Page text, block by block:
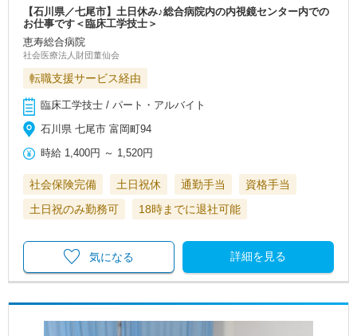
【石川県／七尾市】土日休み♪総合病院内の内視鏡センター内での
お仕事です＜臨床工学技士＞
恵寿総合病院
社会医療法人財団董仙会
転職支援サービス経由
臨床工学技士 / パート・アルバイト
石川県 七尾市 富岡町94
時給 1,400円 ～ 1,520円
社会保険完備 土日祝休 通勤手当
資格手当
土日祝のみ勤務可
18時までに退社可能
詳細を見る
気になる